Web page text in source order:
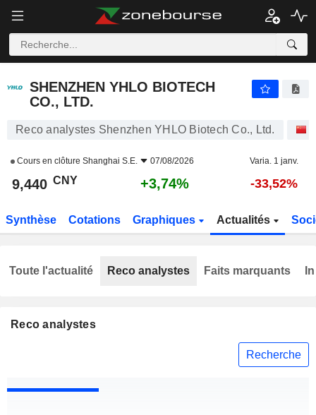
SHENZHEN YHLO BIOTECH
CO., LTD.
Reco analystes Shenzhen YHLO Biotech Co., Ltd.
Cours en clôture Shanghai S.E. 07/08/2026 Varia. 1 janv.
9,440 CNY +3,74% -33,52%
Synthèse Cotations Graphiques Actualités
Reco analystes
Recherche
Toute l'actualité Reco analystes Faits marquants